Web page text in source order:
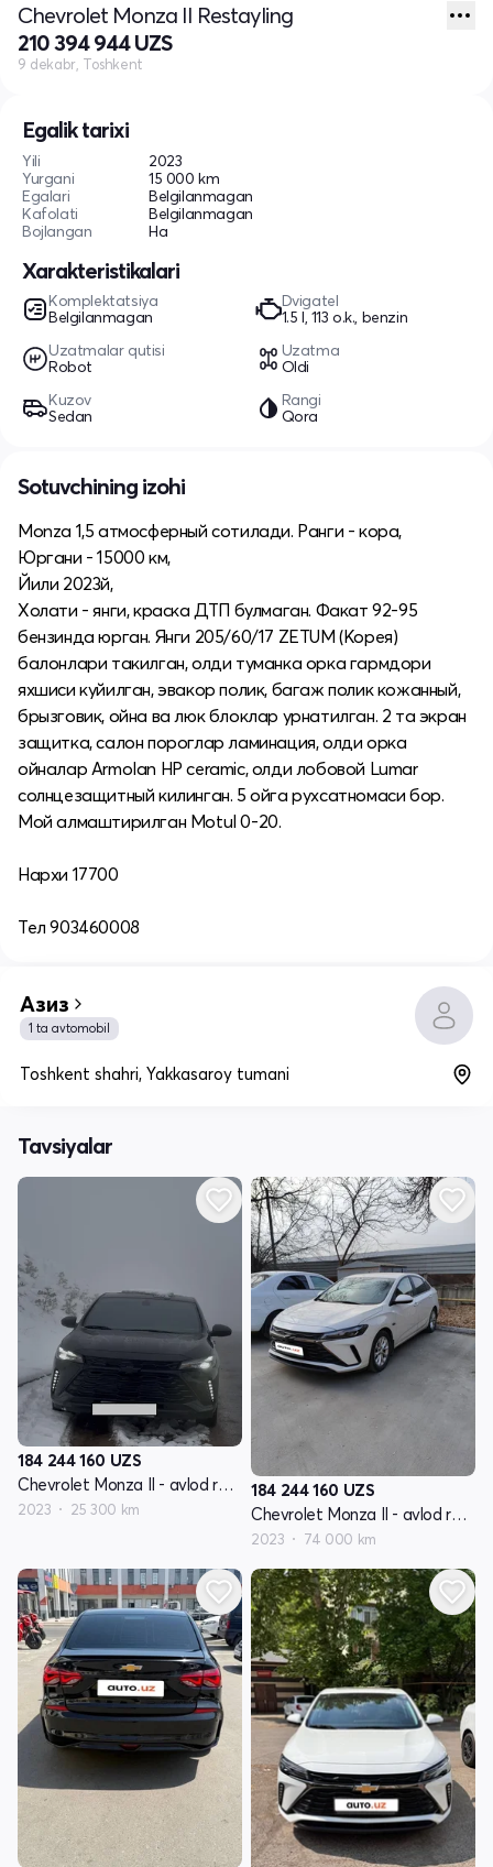
Egalik tarixi
Yili
2023
Yurgani
15 000 km
Egalari
Belgilanmagan
Kafolati
Belgilanmagan
Bojlangan
Ha
Xarakteristikalari
Komplektatsiya
Belgilanmagan
Dvigatel
1.5 l, 113 o.k., benzin
Uzatmalar qutisi
Robot
Uzatma
Oldi
Kuzov
Sedan
Rangi
Qora
Chevrolet Monza II Restayling
210 394 944 UZS
9 dekabr, Toshkent
Sotuvchining izohi
Monza 1,5 атмосферный сотилади. Ранги - кора,
Юргани - 15000 км,
Йили 2023й,
Холати - янги, краска ДТП булмаган. Факат 92-95
бензинда юрган. Янги 205/60/17 ZETUM (Корея)
балонлари такилган, олди туманка орка гармдори
яхшиси куйилган, эвакор полик, багаж полик кожанный,
брызговик, ойна ва люк блоклар урнатилган. 2 та экран
защитка, салон пороглар ламинация, олди орка
ойналар Armolan HP ceramic, олди лобовой Lumar
солнцезащитный килинган. 5 ойга рухсатномаси бор.
Мой алмаштирилган Motul 0-20.
Нархи 17700
Тел 903460008
Азиз
1 ta avtomobil
Toshkent shahri, Yakkasaroy tumani
Tavsiyalar
184 244 160 UZS
Chevrolet Monza II - avlod restyling
2023 25 300 km
184 244 160 UZS
Chevrolet Monza II - avlod restyling
2023 74 000 km